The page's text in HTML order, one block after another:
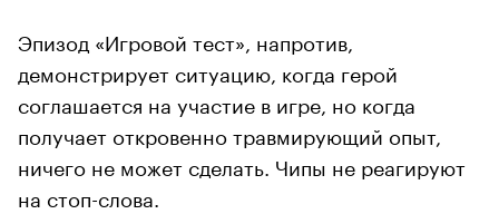
Эпизод «Игровой тест», напротив,
демонстрирует ситуацию, когда герой
соглашается на участие в игре, но когда
получает откровенно травмирующий опыт,
ничего не может сделать. Чипы не реагируют
на стоп-слова.